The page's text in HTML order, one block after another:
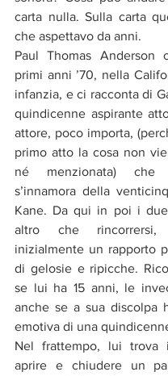
carta nulla. Sulla carta
che aspettavo da anni.
Paul Thomas Anderson
primi anni ’70, nella
infanzia, e ci racconta di
quindicenne aspirante
attore, poco importa,
primo atto la cosa non
né menzionata)
s’innamora della
Kane. Da qui in poi i
altro che rincorrersi,
inizialmente un rapporto
di gelosie e ripicche.
se lui ha 15 anni, le
anche se a sua discolpa
emotiva di una
Nel frattempo, lui trova
aprire e chiudere un